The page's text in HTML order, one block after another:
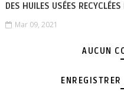
DES HUILES USÉES
Mar 09, 2021
AUCUN